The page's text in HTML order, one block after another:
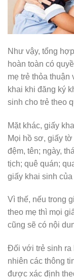
Như vậy, tổng
hoàn toàn có
mẹ trẻ thỏa
khai khi đăng ký
sinh cho trẻ theo
Mặt khác, giấy
Mọi hồ sơ, giấy
đệm, tên; ngày,
tịch; quê quán;
giấy khai sinh
Vì thế, nếu trong
theo mẹ thì mọi
cũng sẽ có nội
Đối với trẻ sinh ra
nhiên các thông
được xác định